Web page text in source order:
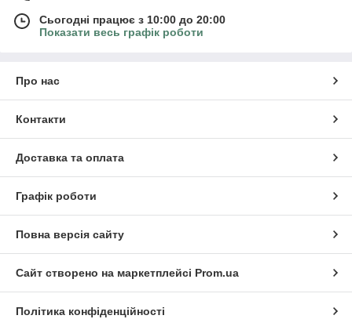
Сьогодні працює з 10:00 до 20:00
Показати весь графік роботи
Про нас
Контакти
Доставка та оплата
Графік роботи
Повна версія сайту
Сайт створено на маркетплейсі Prom.ua
Політика конфіденційності